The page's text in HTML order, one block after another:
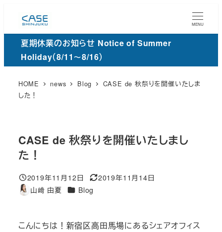
ン
MENU
夏期休業のお知らせ Notice of Summer
Holiday（8/11～8/16）
HOME news Blog
CASE de 秋祭りを開催いたしま
した！
CASE de 秋祭りを開催いたしまし
た！
投稿日
2019年11月12日
更
新
2019年11月14日
著
山﨑 由夏 カ
リ
Blog
こんにちは！新宿区高田馬場にあるシェアオフィス